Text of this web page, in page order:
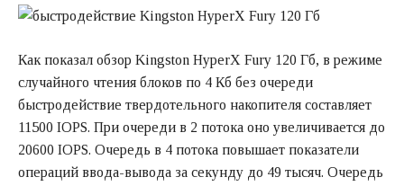
Как показал обзор Kingston HyperX Fury 120 Гб, в режиме
случайного чтения блоков по 4 Кб без очереди
быстродействие твердотельного накопителя составляет
11500 IOPS. При очереди в 2 потока оно увеличивается до
20600 IOPS. Очередь в 4 потока повышает показатели
операций ввода-вывода за секунду до 49 тысяч. Очередь